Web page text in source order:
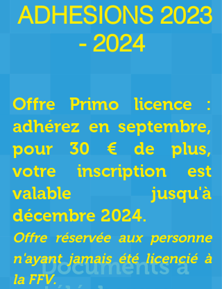
ADHESIONS 2023
- 2024
Documents à
Offre Primo licence :
adhérez en septembre,
pour 30 € de plus,
votre inscription est
valable jusqu'à
décembre 2024.
Offre réservée aux personne
n'ayant jamais été licencié à
la FFV.